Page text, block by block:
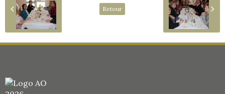
Retour